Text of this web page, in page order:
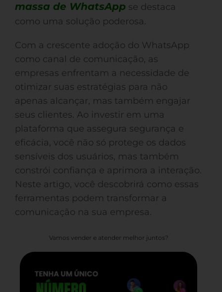
massa de WhatsApp se destaca
como uma solução poderosa.
Com a crescente adoção do WhatsApp
como canal de comunicação, as
empresas enfrentam a necessidade de
otimizar suas estratégias para não
apenas alcançar, mas também engajar
seus clientes. Ao investir em uma
plataforma que assegura segurança e
eficácia, você não só protege os dados
sensíveis dos usuários, mas também
constrói confiança e aprimora a interação.
Neste artigo, você descobrirá como essas
ferramentas podem transformar a
comunicação na sua empresa.
Vamos vender e atender melhor juntos?